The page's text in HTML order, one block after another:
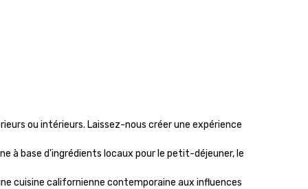
ou intérieurs. Laissez-nous créer une expérience
à base d'ingrédients locaux pour le petit-déjeuner, le
cuisine californienne contemporaine aux influences